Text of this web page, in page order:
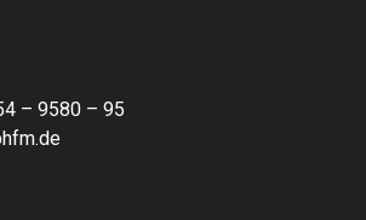
– 9580 – 95